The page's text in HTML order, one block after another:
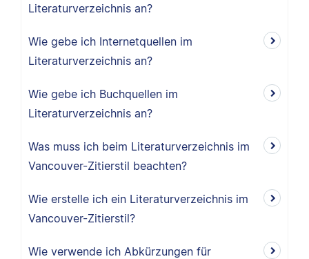
Literaturverzeichnis an?
Wie gebe ich Internetquellen im
Literaturverzeichnis an?
Wie gebe ich Buchquellen im
Literaturverzeichnis an?
Was muss ich beim Literaturverzeichnis im
Vancouver-Zitierstil beachten?
Wie erstelle ich ein Literaturverzeichnis im
Vancouver-Zitierstil?
Wie verwende ich Abkürzungen für